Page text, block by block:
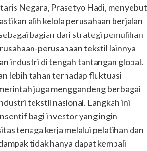
Negara, Prasetyo Hadi, menyebut
alih kelola perusahaan berjalan
bagian dari strategi pemulihan
perusahaan tekstil lainnya
industri di tengah tantangan global.
lebih tahan terhadap fluktuasi
juga menggandeng berbagai
tekstil nasional. Langkah ini
bagi investor yang ingin
tenaga kerja melalui pelatihan dan
tidak hanya dapat kembali